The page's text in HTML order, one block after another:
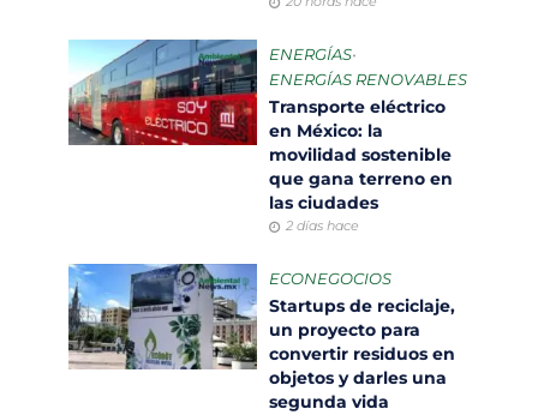
ENERGÍAS•
ENERGÍAS RENOVABLES
Transporte eléctrico
en México: la
movilidad sostenible
que gana terreno en
las ciudades
2 días hace
ECONEGOCIOS
Startups de reciclaje,
un proyecto para
convertir residuos en
objetos y darles una
segunda vida